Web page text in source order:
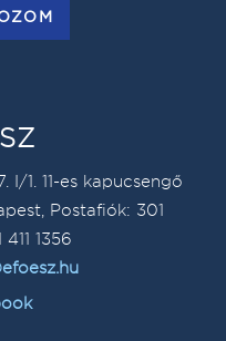
I/1. 11-es kapucsengő
Postafiók: 301
1356